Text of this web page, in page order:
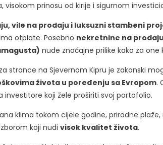
visokom prinosu od kirije i sigurnom
vile na prodaju i luksuzni stambeni
otplate. Posebno nekretnine na
nude značajne prilike kako za
strance na Sjevernom Kipru je zakonski
života u poređenju sa Evropom.
investitore koji žele proširiti svoj portofolio.
klima tokom cijele godine, prirodne
koji nudi visok kvalitet života.